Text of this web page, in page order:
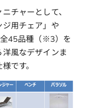
チャーとして、
用チェア」や
全45品種（※3）を
風なデザインま
です。